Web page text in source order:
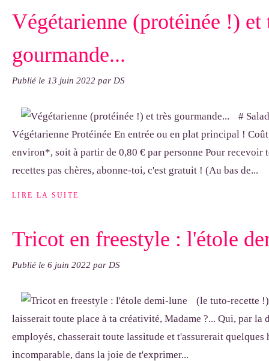
Végétarienne (protéinée !) et
gourmande...
Publié le 13 juin 2022 par DS
#
Végétarienne Protéinée En entrée ou en plat principal !
environ*, soit à partir de 0,80 € par personne Pour recevoir
recettes pas chères, abonne-toi, c'est gratuit ! (Au bas de...
LIRE LA SUITE
Tricot en freestyle : l'étole
Publié le 6 juin 2022 par DS
(le tuto-recette
laisserait toute place à ta créativité, Madame ?... Qui, par la
employés, chasserait toute lassitude et t'assurerait quelques
incomparable, dans la joie de t'exprimer...